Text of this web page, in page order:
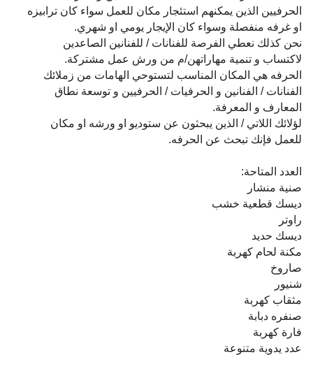
الحرفيين الذين يمكنهم استئجار مكان للعمل سواء كان ترابيزه
او غرفه منفصلة وسواء كان الإيجار يومي او شهري.
نحن كذلك نعطي الفرصة للفنانات / للفنانين الصاعدين
لاكتساب و تنمية مهاراتهن/م من ورش عمل مشتركة.
الحرفه هي المكان المناسب لتستوحي الهامات من زملائك
الفنانات / الفنانين و الحرفيات / الحرفيين و توسعة نطاق
المعارف و المعرفة.
لؤلائك اللاتي / الذين يبحثون عن ستوديو او ورشه او مكان
للعمل فإنك تبحث عن الحرفه.
العدد المتاحة:
صنية منشار
ديسك قطعية خشب
راوتر
ديسك حديد
مكنة لحام كهربة
صاروخ
شنيور
مثقاب كهربة
صنفره دبابة
فارة كهربة
عدد يدوية متنوعة